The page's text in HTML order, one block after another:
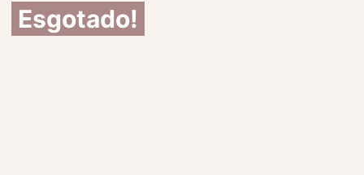
Esgotado!